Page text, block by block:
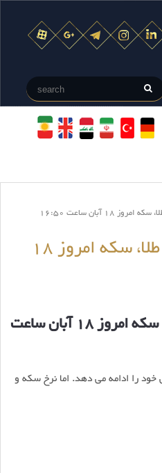
18 آبان ساعت 16:50
نرخ ارز، دلار، یورو، طلا، سکه امروز 18
نرخ ارز، دلار، یورو، طلا، سکه امروز 18 آبان ساعت
خود را ادامه می دهد. اما نرخ سکه و